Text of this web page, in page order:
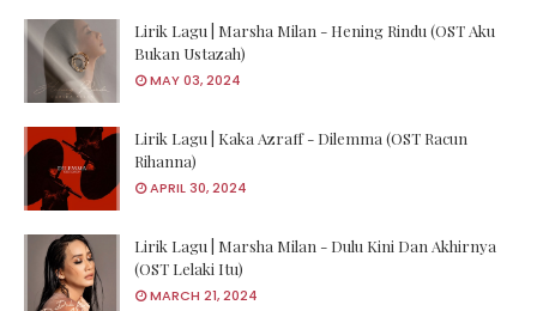
Lirik Lagu | Marsha Milan - Hening Rindu (OST Aku
Bukan Ustazah)
MAY 03, 2024
Lirik Lagu | Kaka Azraff - Dilemma (OST Racun
Rihanna)
APRIL 30, 2024
Lirik Lagu | Marsha Milan - Dulu Kini Dan Akhirnya
(OST Lelaki Itu)
MARCH 21, 2024